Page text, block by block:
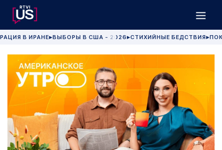
В ИРАНЕ▶ВЫБОРЫ В США - 2026 ▶СТИХИЙНЫЕ БЕДСТВИЯ▶